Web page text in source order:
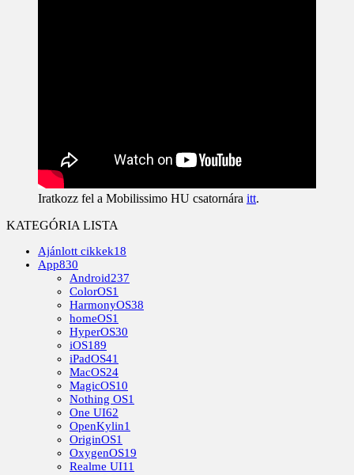
Iratkozz fel a Mobilissimo HU csatornára itt.
KATEGÓRIA LISTA
Ajánlott cikkek18
App830
Android237
ColorOS1
HarmonyOS38
homeOS1
HyperOS30
iOS189
iPadOS41
MacOS24
MagicOS10
Nothing OS1
One UI62
OpenKylin1
OriginOS1
OxygenOS19
Realme UI11